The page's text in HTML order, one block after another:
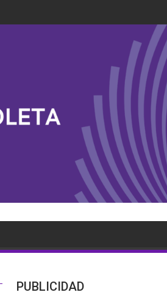
PUBLICIDAD